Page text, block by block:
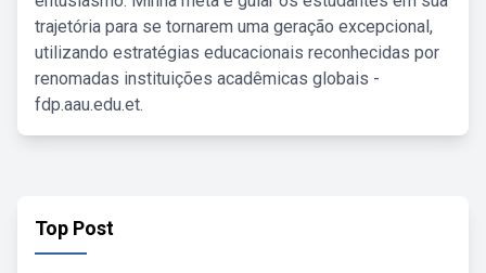
trajetória para se tornarem uma geração excepcional,
utilizando estratégias educacionais reconhecidas por
renomadas instituições acadêmicas globais -
fdp.aau.edu.et.
Top Post